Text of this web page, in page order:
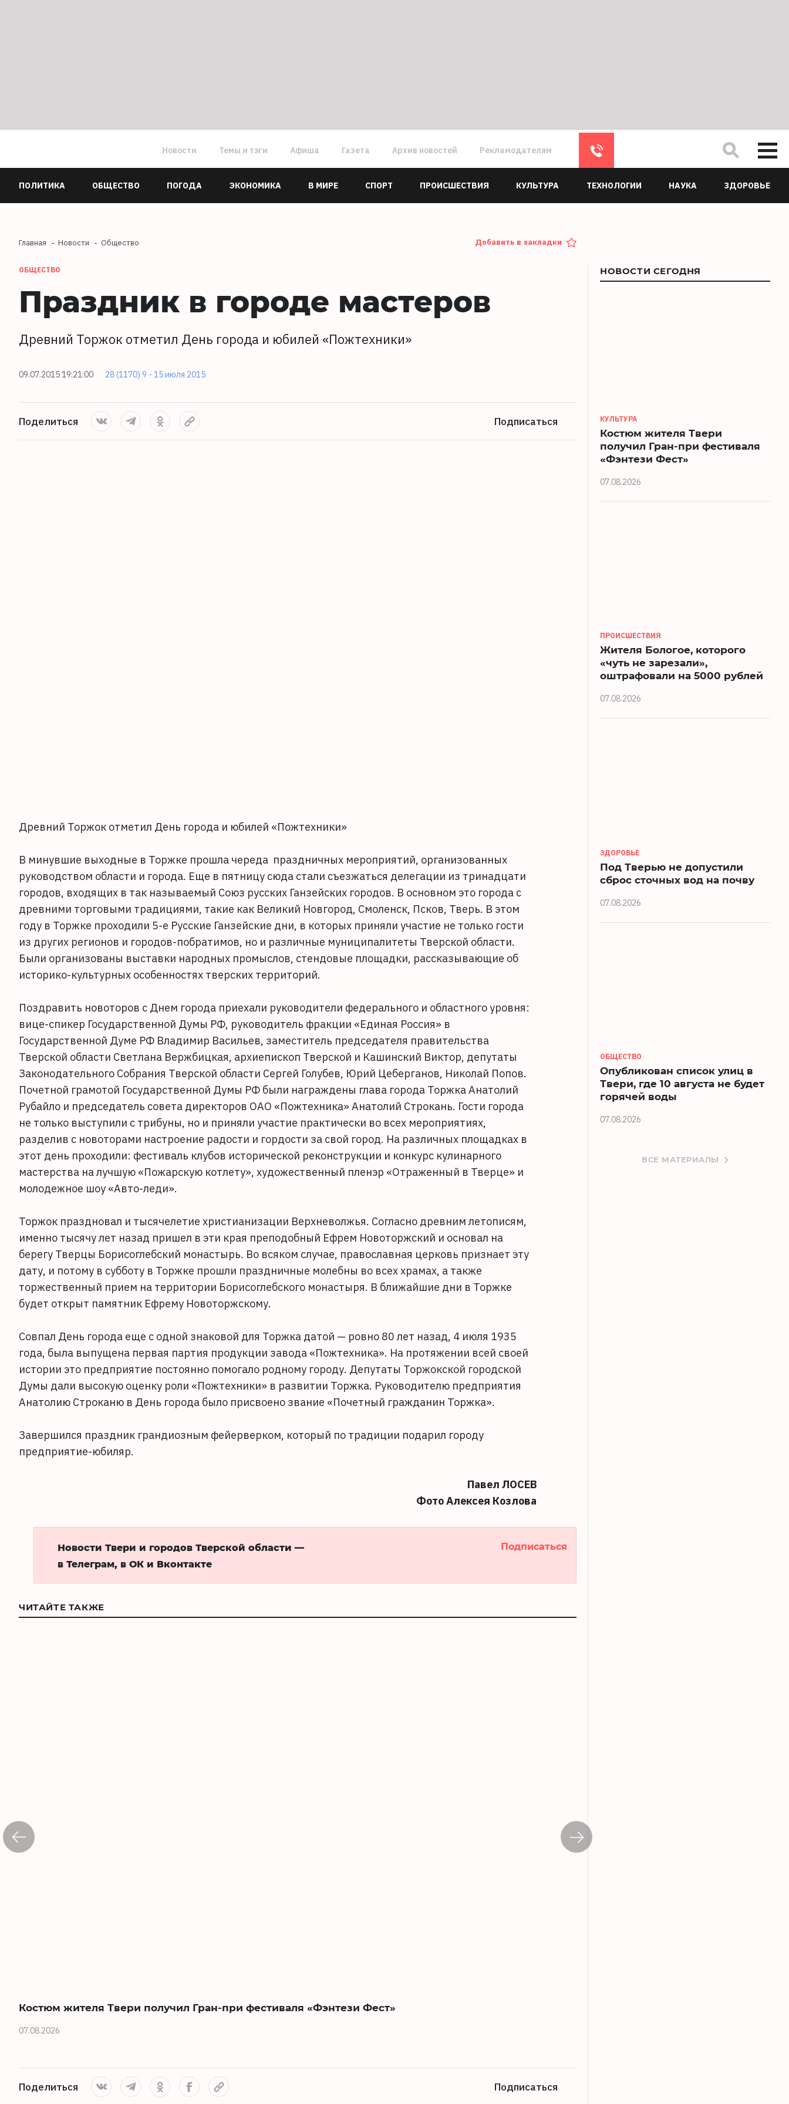
Новости Темы и тэги Афиша Газета Архив новостей Рекламодателям
ПОЛИТИКА ОБЩЕСТВО ПОГОДА ЭКОНОМИКА В МИРЕ СПОРТ ПРОИСШЕСТВИЯ КУЛЬТУРА ТЕХНОЛОГИИ НАУКА ЗДОРОВЬЕ
Главная Новости Общество Добавить в закладки
ОБЩЕСТВО
Праздник в городе мастеров
Древний Торжок отметил День города и юбилей «Пожтехники»
09.07.2015 19:21:00 28 (1170) 9 - 15 июля 2015
Поделиться Подписаться
Древний Торжок отметил День города и юбилей «Пожтехники»
В минувшие выходные в Торжке прошла череда праздничных мероприятий, организованных
руководством области и города. Еще в пятницу сюда стали съезжаться делегации из тринадцати
городов, входящих в так называемый Союз русских Ганзейских городов. В основном это города с
древними торговыми традициями, такие как Великий Новгород, Смоленск, Псков, Тверь. В этом
году в Торжке проходили 5-е Русские Ганзейские дни, в которых приняли участие не только гости
из других регионов и городов-побратимов, но и различные муниципалитеты Тверской области.
Были организованы выставки народных промыслов, стендовые площадки, рассказывающие об
историко-культурных особенностях тверских территорий.
Поздравить новоторов с Днем города приехали руководители федерального и областного уровня:
вице-спикер Государственной Думы РФ, руководитель фракции «Единая Россия» в
Государственной Думе РФ Владимир Васильев, заместитель председателя правительства
Тверской области Светлана Вержбицкая, архиепископ Тверской и Кашинский Виктор, депутаты
Законодательного Собрания Тверской области Сергей Голубев, Юрий Цеберганов, Николай Попов.
Почетной грамотой Государственной Думы РФ были награждены глава города Торжка Анатолий
Рубайло и председатель совета директоров ОАО «Пожтехника» Анатолий Строкань. Гости города
не только выступили с трибуны, но и приняли участие практически во всех мероприятиях,
разделив с новоторами настроение радости и гордости за свой город. На различных площадках в
этот день проходили: фестиваль клубов исторической реконструкции и конкурс кулинарного
мастерства на лучшую «Пожарскую котлету», художественный пленэр «Отраженный в Тверце» и
молодежное шоу «Авто-леди».
Торжок праздновал и тысячелетие христианизации Верхневолжья. Согласно древним летописям,
именно тысячу лет назад пришел в эти края преподобный Ефрем Новоторжский и основал на
берегу Тверцы Борисоглебский монастырь. Во всяком случае, православная церковь признает эту
дату, и потому в субботу в Торжке прошли праздничные молебны во всех храмах, а также
торжественный прием на территории Борисоглебского монастыря. В ближайшие дни в Торжке
будет открыт памятник Ефрему Новоторжскому.
Совпал День города еще с одной знаковой для Торжка датой — ровно 80 лет назад, 4 июля 1935
года, была выпущена первая партия продукции завода «Пожтехника». На протяжении всей своей
истории это предприятие постоянно помогало родному городу. Депутаты Торжокской городской
Думы дали высокую оценку роли «Пожтехники» в развитии Торжка. Руководителю предприятия
Анатолию Строканю в День города было присвоено звание «Почетный гражданин Торжка».
Завершился праздник грандиозным фейерверком, который по традиции подарил городу
предприятие-юбиляр.
Павел ЛОСЕВ
Фото Алексея Козлова
Новости Твери и городов Тверской области —
в Телеграм, в ОК и Вконтакте
Подписаться
ЧИТАЙТЕ ТАКЖЕ
Костюм жителя Твери получил Гран-при фестиваля «Фэнтези Фест»
07.08.2026
Поделиться Подписаться
НОВОСТИ СЕГОДНЯ
КУЛЬТУРА
Костюм жителя Твери
получил Гран-при фестиваля
«Фэнтези Фест»
07.08.2026
ПРОИСШЕСТВИЯ
Жителя Бологое, которого
«чуть не зарезали»,
оштрафовали на 5000 рублей
07.08.2026
ЗДОРОВЬЕ
Под Тверью не допустили
сброс сточных вод на почву
07.08.2026
ОБЩЕСТВО
Опубликован список улиц в
Твери, где 10 августа не будет
горячей воды
07.08.2026
ВСЕ МАТЕРИАЛЫ